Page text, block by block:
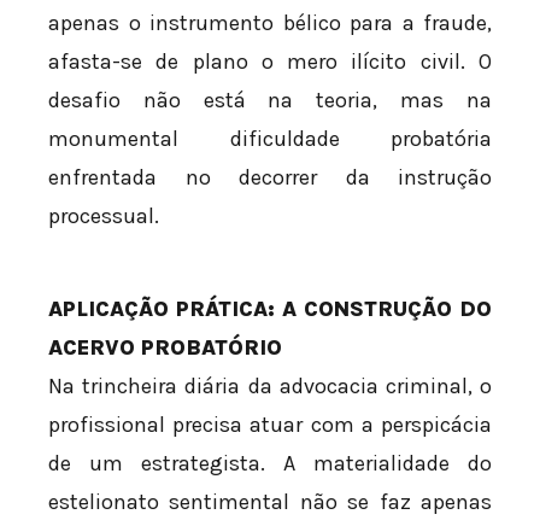
apenas o instrumento bélico para a fraude,
afasta-se de plano o mero ilícito civil. O
desafio não está na teoria, mas na
monumental dificuldade probatória
enfrentada no decorrer da instrução
processual.
APLICAÇÃO PRÁTICA: A CONSTRUÇÃO DO
ACERVO PROBATÓRIO
Na trincheira diária da advocacia criminal, o
profissional precisa atuar com a perspicácia
de um estrategista. A materialidade do
estelionato sentimental não se faz apenas